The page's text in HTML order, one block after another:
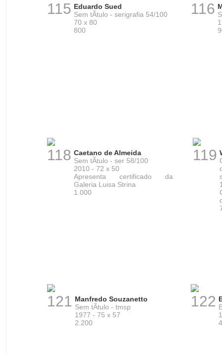
115 Eduardo Sued
Sem tÃ­tulo - serigrafia 54/100
70 x 80
800
116
118 Caetano de Almeida
Sem tÃ­tulo - ser 58/100
2010 - 72 x 50
Apresenta certificado da
Galeria Luisa Strina
1.000
119
121 Manfredo Souzanetto
Sem tÃ­tulo - tmsp
1977 - 75 x 57
2.200
122